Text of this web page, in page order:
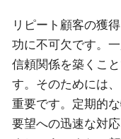
リピート顧客の獲
功に不可欠です。
信頼関係を築くこ
す。そのためには
重要です。定期的
要望への迅速な対